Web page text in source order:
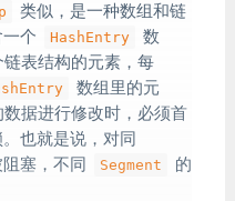
类似，是一种数组和链
个 HashEntry
数
链表结构的元素，每
数组里的元
据进行修改时，必须首
也就是说，对同
塞，不同 Segment
的